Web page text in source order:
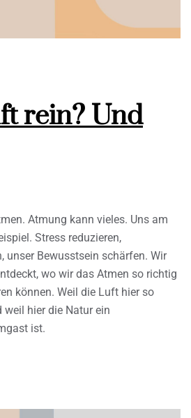
rein? Und
Atmung kann vieles. Uns am
Stress reduzieren,
unser Bewusstsein schärfen. Wir
wo wir das Atmen so richtig
können. Weil die Luft hier so
weil hier die Natur ein
ist.